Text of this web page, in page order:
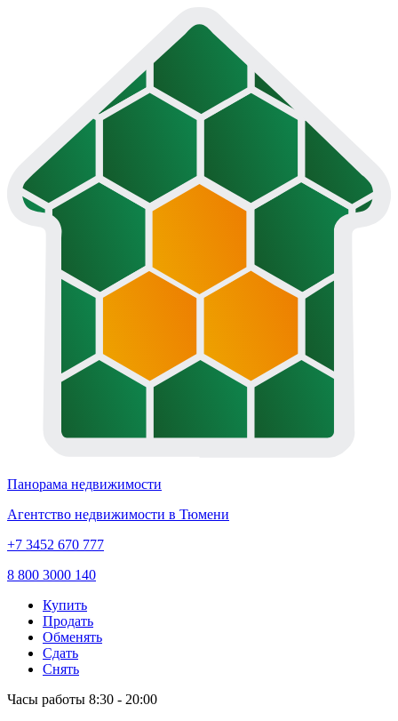
Панорама недвижимости
Агентство недвижимости в Тюмени
+7 3452 670 777
8 800 3000 140
Купить
Продать
Обменять
Сдать
Снять
Часы работы 8:30 - 20:00